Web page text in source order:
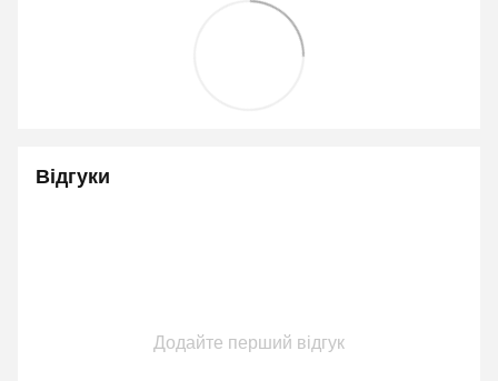
Відгуки
Додайте перший відгук